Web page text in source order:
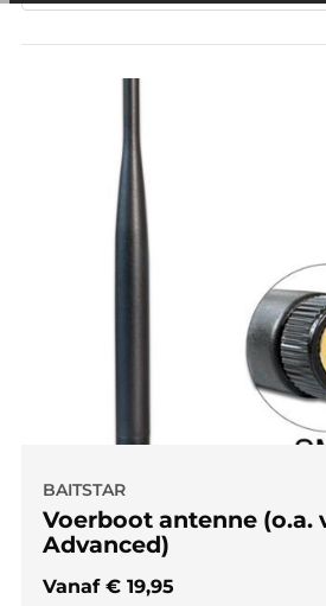
BAITSTAR
Voerboot antenne (o.a.
Advanced)
Vanaf € 19,95